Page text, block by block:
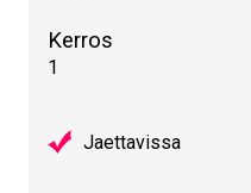
Kerros
1
Jaettavissa